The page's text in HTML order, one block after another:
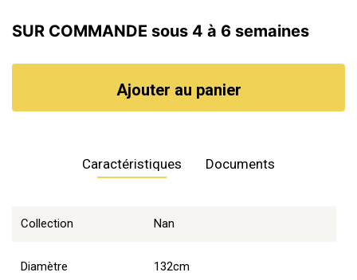
SUR COMMANDE sous 4 à 6 semaines
Ajouter au panier
Caractéristiques
Collection Nan
Diamètre 132cm
Documents